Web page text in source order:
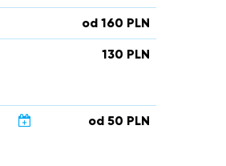
od 160 PLN
130 PLN
od 50 PLN